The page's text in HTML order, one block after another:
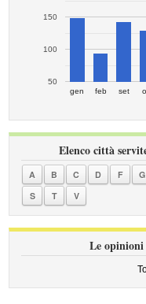
gen feb set
50
100
150
Elenco città
A B C D F G
S
T V
Le